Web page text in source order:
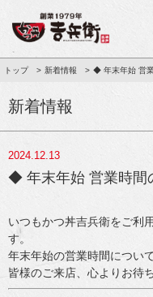
トップ 新着情報 ◆ 年末年始 営
新着情報
2024.12.13
◆ 年末年始 営業時
いつもかつ丼吉兵衛をご利
す。
年末年始の営業時間につい
皆様のご来店、心よりお待